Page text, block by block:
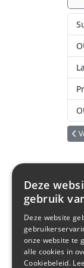
Deze
gebruik
Deze website
onze website te
alle cookies in
Cookiebeleid.